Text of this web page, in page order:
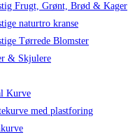
Frugt, Grønt, Brød & Kager
naturtro kranse
Tørrede Blomster
& Skjulere
Kurve
med plastforing